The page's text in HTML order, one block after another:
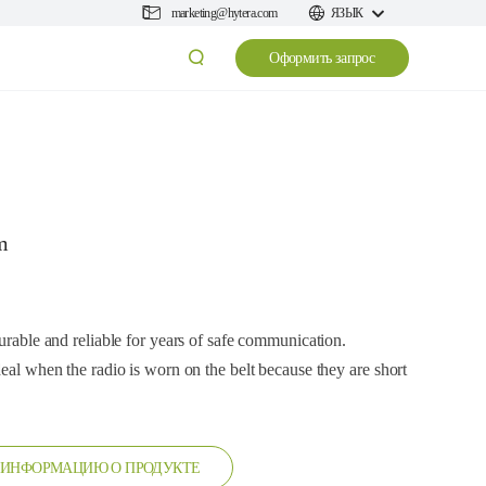
marketing@hytera.com ЯЗЫК
Оформить запрос
and reliable for years of safe communication.
when the radio is worn on the belt because they are short
ИНФОРМАЦИЮ О ПРОДУКТЕ